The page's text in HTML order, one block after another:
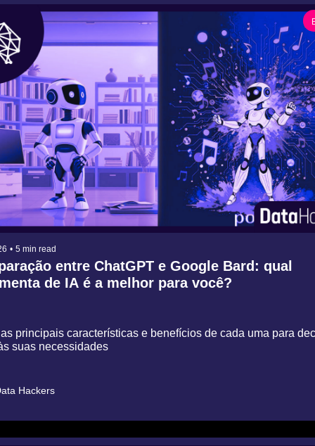
• 5 min read
entre ChatGPT e Google Bard: qual
de IA é a melhor para você?
principais características e benefícios de cada uma para
suas necessidades
Hackers